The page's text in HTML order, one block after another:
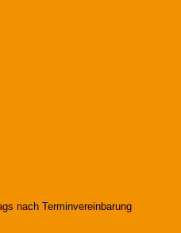
nach Terminvereinbarung